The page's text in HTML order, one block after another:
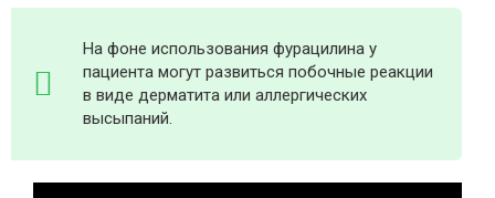
На фоне использования фурацилина у
пациента могут развиться побочные реакции
в виде дерматита или аллергических
высыпаний.